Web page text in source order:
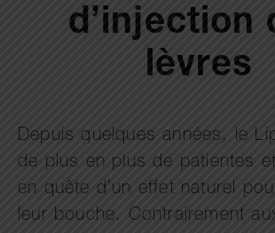
d’injection
lèvres
Depuis quelques années, le
de plus en plus de patientes
en quête d’un effet naturel
leur bouche. Contrairement